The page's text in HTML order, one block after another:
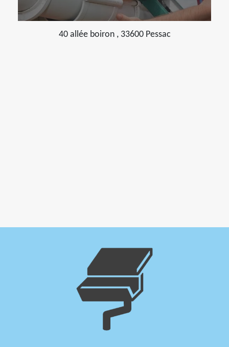
40 allée boiron , 33600 Pessac